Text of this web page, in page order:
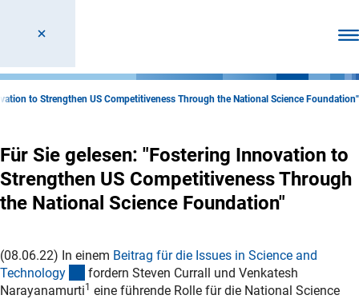
to Strengthen US Competitiveness Through the National Science Foundation"
Für Sie gelesen: "Fostering Innovation to
Strengthen US Competitiveness Through
the National Science Foundation"
(08.06.22) In einem Beitrag für die Issues in Science and
Technology (externer Link)
fordern Steven Currall und Venkatesh
Narayanamurti1 eine führende Rolle für die National Science